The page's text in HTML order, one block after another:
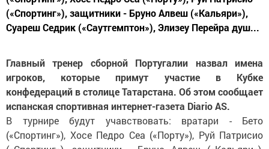
(«Спортинг»), защитники - Бруно Алвеш («Кальяри»),
Суареш Седрик («Саутгемптон»), Элизеу Перейра душ...
Главный тренер сборной Португалии назвал имена
игроков, которые примут участие в Кубке
конфедераций в столице Татарстана. Об этом сообщает
испанская спортивная интернет-газета Diario AS.
В турнире будут учавствовать: вратари - Бето
(«Спортинг»), Хосе Педро Сеа («Порту»), Руй Патрисио